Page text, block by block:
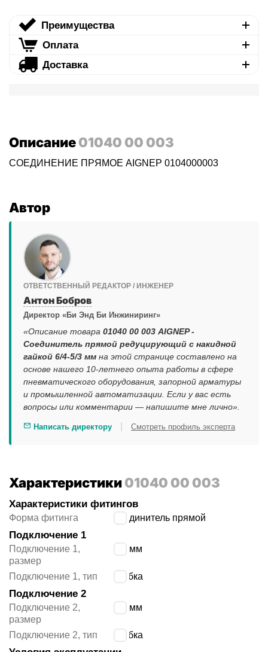
Преимущества
Оплата
Доставка
Описание01040 00 003
СОЕДИНЕНИЕ ПРЯМОЕ AIGNEP 0104000003
Автор
ОТВЕТСТВЕННЫЙ РЕДАКТОР / ИНЖЕНЕР
Антон Бобров
Директор «Би Энд Би Инжиниринг»
«Описание товара 01040 00 003 AIGNEP -
Соединитель прямой редуцирующий с накидной
гайкой 6/4-5/3 мм на этой странице составлено на
основе нашего 10-летнего опыта работы в сфере
пневматического оборудования, запорной арматуры
и промышленной автоматизации. Если у вас есть
вопросы или комментарии — напишите мне лично».
Написать директору Смотреть профиль эксперта
Характеристики01040 00 003
Характеристики фитингов
Форма фитинга соединитель прямой
Подключение 1
Подключение 1,
размер
6/4 мм
Подключение 1, тип трубка
Подключение 2
Подключение 2,
размер
5/3 мм
Подключение 2, тип трубка